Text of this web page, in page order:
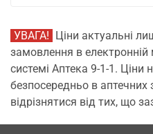
УВАГА! Ціни актуальні
замовлення в електронній
системі Аптека 9-1-1. Ціни
безпосередньо в
відрізнятися від тих, що